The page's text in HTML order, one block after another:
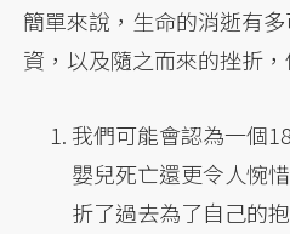
簡單來說，生命的消逝有
資，以及隨之而來的挫折，
我們可能會認為一個
嬰兒死亡還更令人惋
折了過去為了自己的